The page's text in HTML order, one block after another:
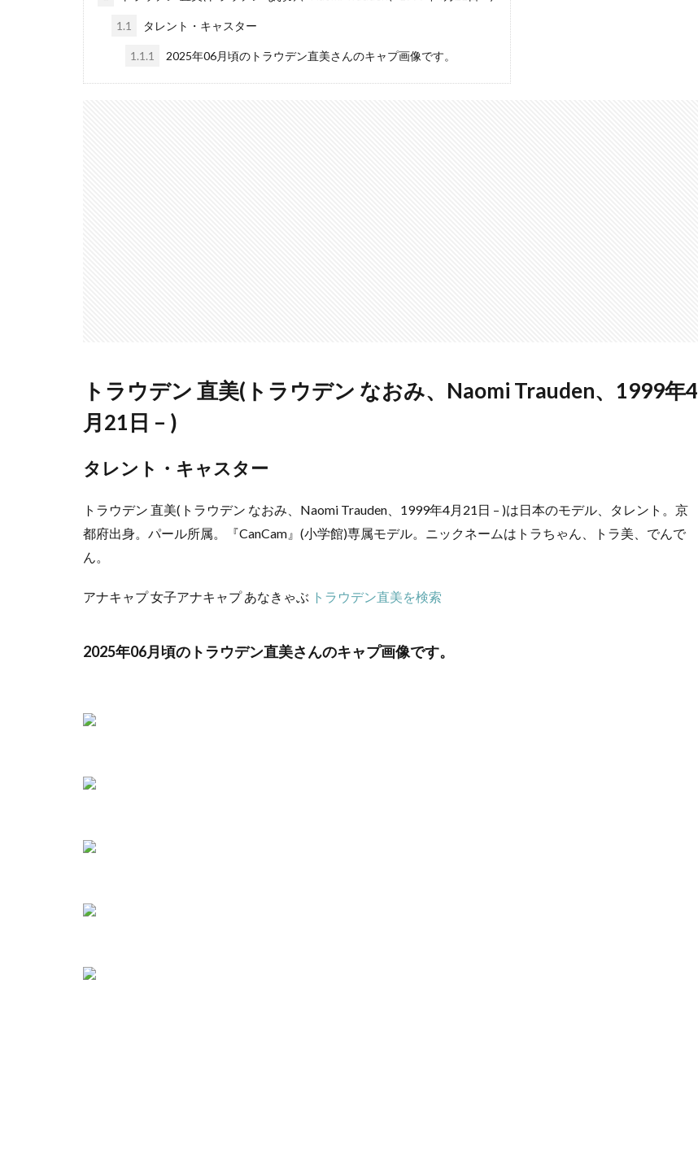
1.1 タレント・キャスター
1.1.1 2025年06月頃のトラウデン直美さんのキャプ画像です。
トラウデン 直美(トラウデン なおみ、Naomi Trauden、1999年4
月21日 – )
タレント・キャスター
トラウデン 直美(トラウデン なおみ、Naomi Trauden、1999年4月21日 – )は日本のモデル、タレント。京
都府出身。パール所属。『CanCam』(小学館)専属モデル。ニックネームはトラちゃん、トラ美、でんで
ん。
アナキャプ 女子アナキャプ あなきゃぶ トラウデン直美を検索
2025年06月頃のトラウデン直美さんのキャプ画像です。